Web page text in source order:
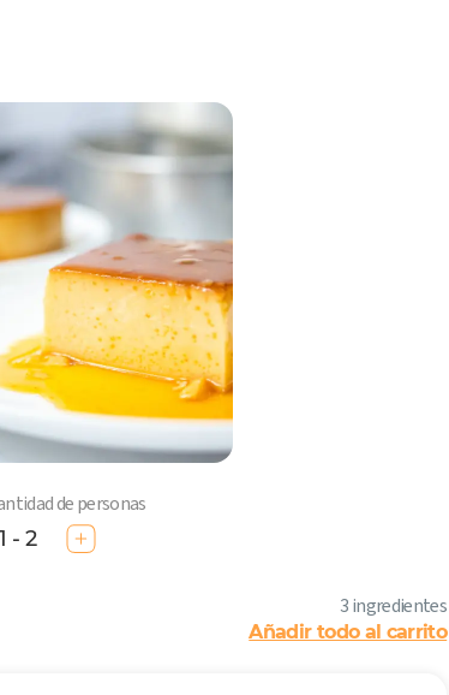
de personas
1 - 2
3 ingredientes
Añadir todo al carrito